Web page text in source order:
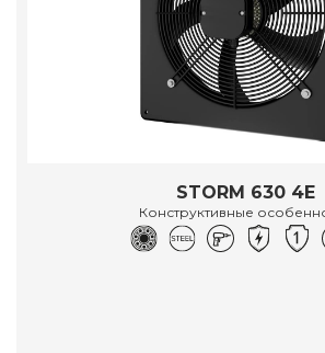
STORM 630 4E
Конструктивные